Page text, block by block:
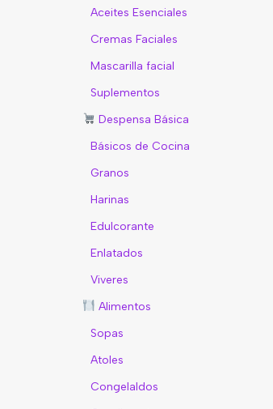
Aceites Esenciales
Cremas Faciales
Mascarilla facial
Suplementos
Despensa Básica
Básicos de Cocina
Granos
Harinas
Edulcorante
Enlatados
Viveres
Alimentos
Sopas
Atoles
Congelaldos